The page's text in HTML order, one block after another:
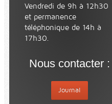
Vendredi de 9h à 12h30
et permanence
téléphonique de 14h à
17h30.
Nous contacter :
Journal